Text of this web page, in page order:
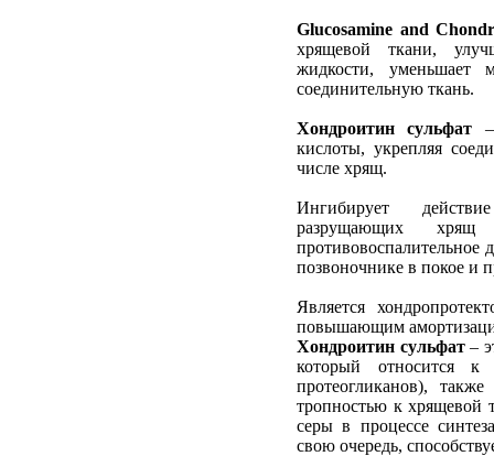
Glucosamine and
хрящевой ткани,
жидкости, уменьшает
соединительную ткань.
Хондроитин сульфат
кислоты, укрепляя
числе хрящ.
Ингибирует
разрущающих хрящ
противовоспалительное
позвоночнике в покое и
Является
повышающим
Хондроитин сульфат–
который относится к
протеогликанов),
тропностью к хрящевой
серы в процессе
свою очередь,